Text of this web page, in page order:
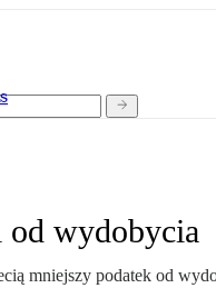
od wydobycia
mniejszy podatek od